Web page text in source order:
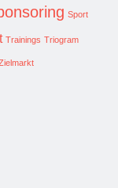
Sport
Trainings Triogram